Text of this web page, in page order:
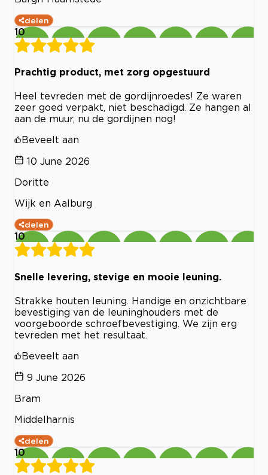
delen
10
Prachtig product, met zorg opgestuurd
Heel tevreden met de gordijnroedes! Ze waren
zeer goed verpakt, niet beschadigd. Ze hangen al
aan de muur, nu de gordijnen nog!
Beveelt aan
10 June 2026
Doritte
Wijk en Aalburg
delen
10
Snelle levering, stevige en mooie leuning.
Strakke houten leuning. Handige en onzichtbare
bevestiging van de leuninghouders met de
voorgeboorde schroefbevestiging. We zijn erg
tevreden met het resultaat.
Beveelt aan
9 June 2026
Bram
Middelharnis
delen
10